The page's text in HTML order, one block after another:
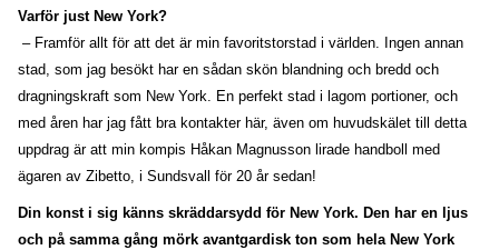
Varför just New York?
– Framför allt för att det är min favoritstorstad i världen. Ingen annan
stad, som jag besökt har en sådan skön blandning och bredd och
dragningskraft som New York. En perfekt stad i lagom portioner, och
med åren har jag fått bra kontakter här, även om huvudskälet till detta
uppdrag är att min kompis Håkan Magnusson lirade handboll med
ägaren av Zibetto, i Sundsvall för 20 år sedan!
Din konst i sig känns skräddarsydd för New York. Den har en ljus
och på samma gång mörk avantgardisk ton som hela New York